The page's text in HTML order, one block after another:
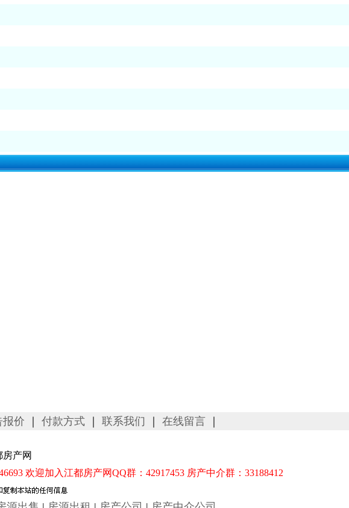
报价 付款方式｜ 联系我们 在线留言｜
产网
欢迎加入江都房产网QQ群：42917453 房产中介群：33188412